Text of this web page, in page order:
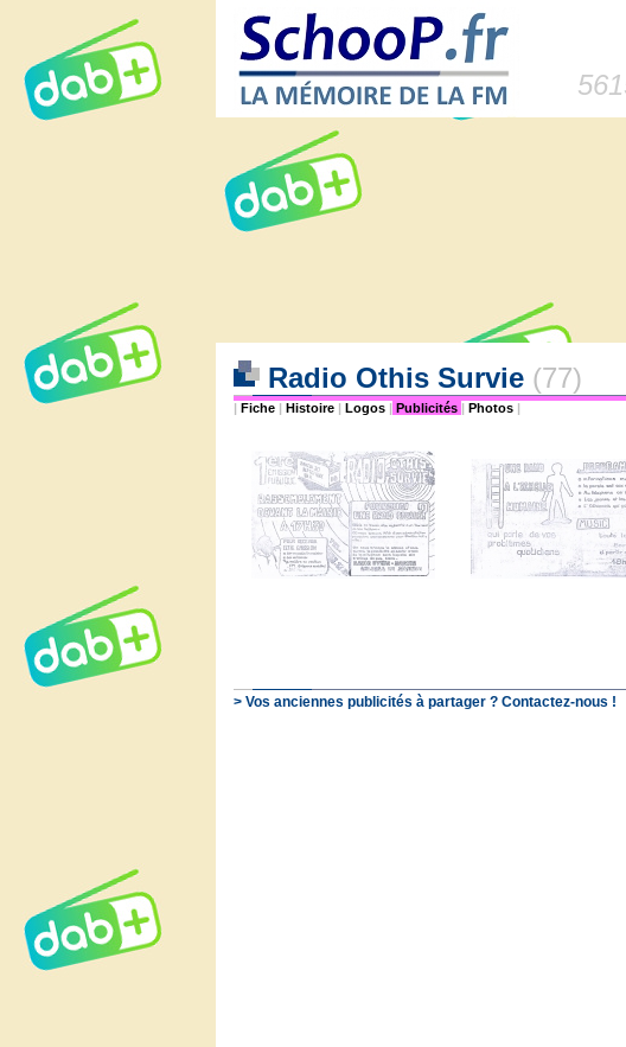
Radio Othis Survie (77)
| Fiche | Histoire | Logos | Publicités | Photos |
> Vos anciennes publicités à partager ? Contactez-nous !